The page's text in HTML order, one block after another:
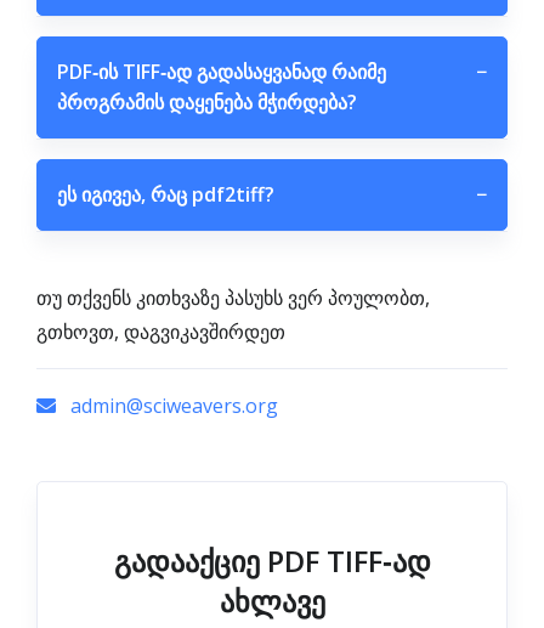
PDF‑ის TIFF‑ად გადასაყვანად რაიმე
პროგრამის დაყენება მჭირდება?
−
ეს იგივეა, რაც pdf2tiff? −
თუ თქვენს კითხვაზე პასუხს ვერ პოულობთ,
გთხოვთ, დაგვიკავშირდეთ
admin@sciweavers.org
გადააქციე PDF TIFF‑ად
ახლავე